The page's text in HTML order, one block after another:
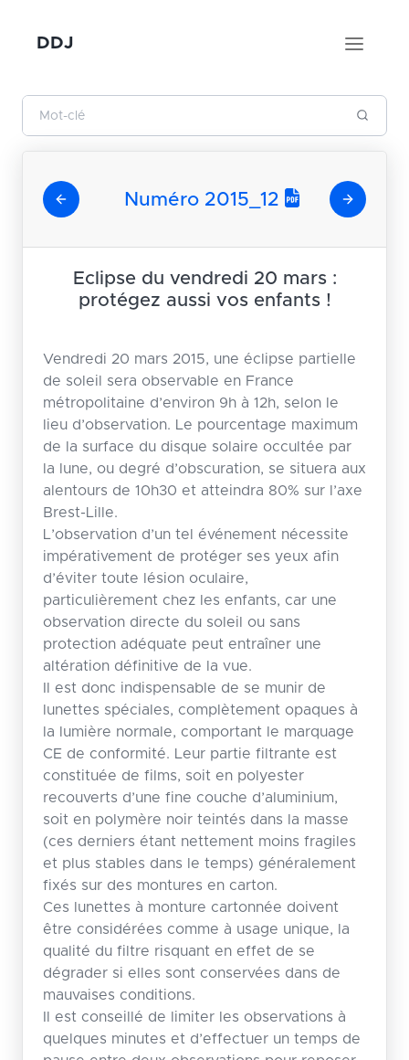
DDJ
Numéro 2015_12
Eclipse du vendredi 20 mars :
protégez aussi vos enfants !
Vendredi 20 mars 2015, une éclipse partielle
de soleil sera observable en France
métropolitaine d’environ 9h à 12h, selon le
lieu d’observation. Le pourcentage maximum
de la surface du disque solaire occultée par
la lune, ou degré d’obscuration, se situera aux
alentours de 10h30 et atteindra 80% sur l’axe
Brest-Lille.
L’observation d’un tel événement nécessite
impérativement de protéger ses yeux afin
d’éviter toute lésion oculaire,
particulièrement chez les enfants, car une
observation directe du soleil ou sans
protection adéquate peut entraîner une
altération définitive de la vue.
Il est donc indispensable de se munir de
lunettes spéciales, complètement opaques à
la lumière normale, comportant le marquage
CE de conformité. Leur partie filtrante est
constituée de films, soit en polyester
recouverts d’une fine couche d’aluminium,
soit en polymère noir teintés dans la masse
(ces derniers étant nettement moins fragiles
et plus stables dans le temps) généralement
fixés sur des montures en carton.
Ces lunettes à monture cartonnée doivent
être considérées comme à usage unique, la
qualité du filtre risquant en effet de se
dégrader si elles sont conservées dans de
mauvaises conditions.
Il est conseillé de limiter les observations à
quelques minutes et d’effectuer un temps de